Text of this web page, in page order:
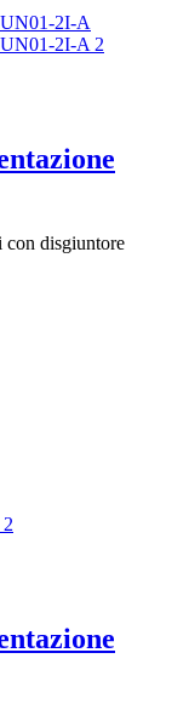
con disgiuntore